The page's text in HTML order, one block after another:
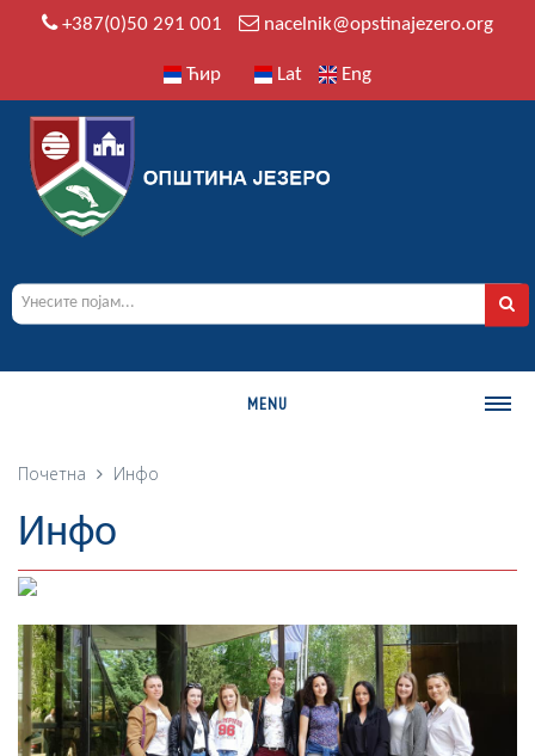
+387(0)50 291 001 nacelnik@opstinajezero.org
Ћир Lat Eng
MENU
Историја
Географија
Насељена мјеста
Занимљивости
Фотогалерија
Почетна Инфо
Инфо